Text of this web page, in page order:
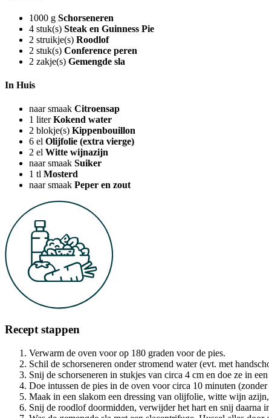
1000 g Schorseneren
4 stuk(s) Steak en Guinness Pie
2 struikje(s) Roodlof
2 stuk(s) Conference peren
2 zakje(s) Gemengde sla
In Huis
naar smaak Citroensap
1 liter Kokend water
2 blokje(s) Kippenbouillon
6 el Olijfolie (extra vierge)
2 el Witte wijnazijn
naar smaak Suiker
1 tl Mosterd
naar smaak Peper en zout
Recept stappen
Verwarm de oven voor op 180 graden voor de pies.
Schil de schorseneren onder stromend water (evt. met
Snij de schorseneren in stukjes van circa 4 cm en doe ze in
Doe intussen de pies in de oven voor circa 10 minuten
Maak in een slakom een dressing van olijfolie, witte wijn
Snij de roodlof doormidden, verwijder het hart en snij daarna